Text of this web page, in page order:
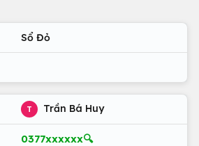
Sổ Đỏ
T Trần Bá Huy
0377xxxxxx🔍